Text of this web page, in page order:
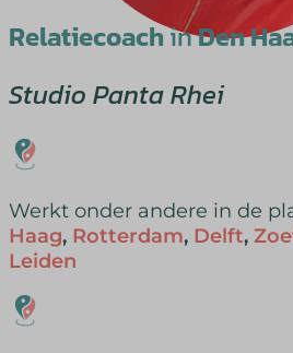
RelatiecoachinDen
Studio Panta Rhei
Werkt onder andere in de
Haag, Rotterdam, Delft,
Leiden